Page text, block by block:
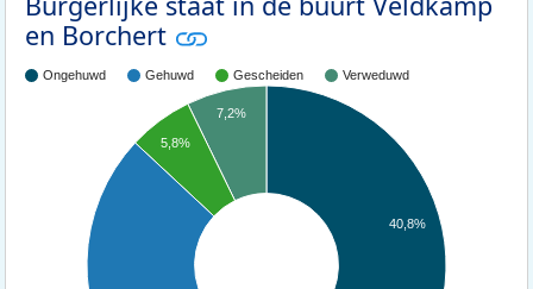
en Borchert
Ongehuwd Gehuwd Gescheiden Verweduwd
40,8%
7,2%
5,8%